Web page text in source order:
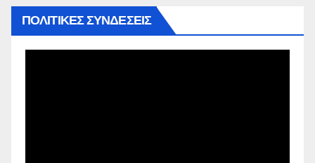
ΠΟΛΙΤΙΚΕΣ ΣΥΝΔΕΣΕΙΣ